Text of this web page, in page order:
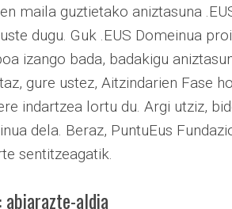
maila guztietako aniztasuna
dugu. Guk .EUS Domeinua
izango bada, badakigu
gure ustez, Aitzindarien Fase
indartzea lortu du. Argi utziz,
dela. Beraz, PuntuEus
sentitzeagatik.
abiarazte-aldia